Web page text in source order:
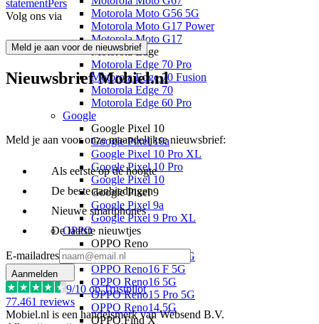
Motorola Moto G56 5G
Motorola Moto G17 Power
Motorola Moto G17
Motorola Edge
Motorola Edge 70 Pro
Motorola Edge 70 Fusion
Motorola Edge 70
Motorola Edge 60 Pro
Google
Google Pixel 10
Google Pixel 10a
Google Pixel 10 Pro XL
Google Pixel 10 Pro
Google Pixel 10
Google Pixel 9
Google Pixel 9a
Google Pixel 9 Pro XL
OPPO
OPPO Reno
OPPO Reno16 Pro 5G
OPPO Reno16 F 5G
OPPO Reno16 5G
OPPO Reno15 Pro 5G
OPPO Reno14 5G
OPPO Find X
statementPers
Volg ons via
Meld je aan voor de nieuwsbrief
Nieuwsbrief Mobiel.nl
Meld je aan voor onze maandelijkse nieuwsbrief:
Als eerste op de hoogte
De beste aanbiedingen
Nieuwe smartphones
De laatste nieuwtjes
E-mailadres
Aanmelden
9/10 op Trustpilot
77.461 reviews
Mobiel.nl is een handelsmerk van Websend B.V.